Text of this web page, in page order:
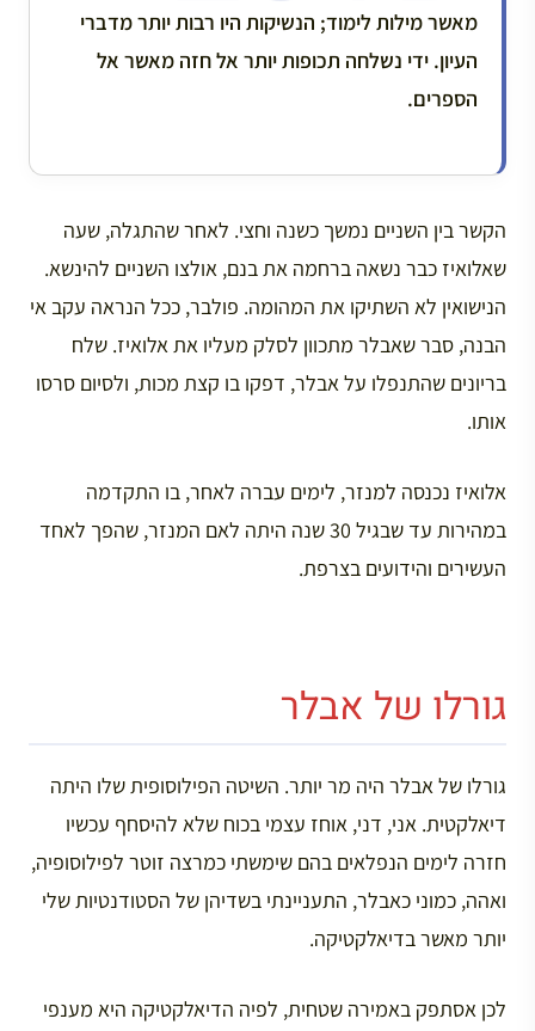
מאשר מילות לימוד; הנשיקות היו רבות יותר מדברי
העיון. ידי נשלחה תכופות יותר אל חזה מאשר אל
הספרים.
הקשר בין השניים נמשך כשנה וחצי. לאחר שהתגלה, שעה
שאלואיז כבר נשאה ברחמה את בנם, אולצו השניים להינשא.
הנישואין לא השתיקו את המהומה. פולבר, ככל הנראה עקב אי
הבנה, סבר שאבלר מתכוון לסלק מעליו את אלואיז. שלח
בריונים שהתנפלו על אבלר, דפקו בו קצת מכות, ולסיום סרסו
אותו.
אלואיז נכנסה למנזר, לימים עברה לאחר, בו התקדמה
במהירות עד שבגיל 30 שנה היתה לאם המנזר, שהפך לאחד
העשירים והידועים בצרפת.
גורלו של אבלר
גורלו של אבלר היה מר יותר. השיטה הפילוסופית שלו היתה
דיאלקטית. אני, דני, אוחז עצמי בכוח שלא להיסחף עכשיו
חזרה לימים הנפלאים בהם שימשתי כמרצה זוטר לפילוסופיה,
ואהה, כמוני כאבלר, התעניינתי בשדיהן של הסטודנטיות שלי
יותר מאשר בדיאלקטיקה.
לכן אסתפק באמירה שטחית, לפיה הדיאלקטיקה היא מענפי